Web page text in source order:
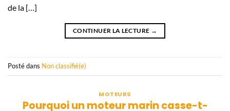
de la […]
CONTINUER LA LECTURE →
Posté dans Non classifié(e)
MOTEURS
Pourquoi un moteur marin casse-t-